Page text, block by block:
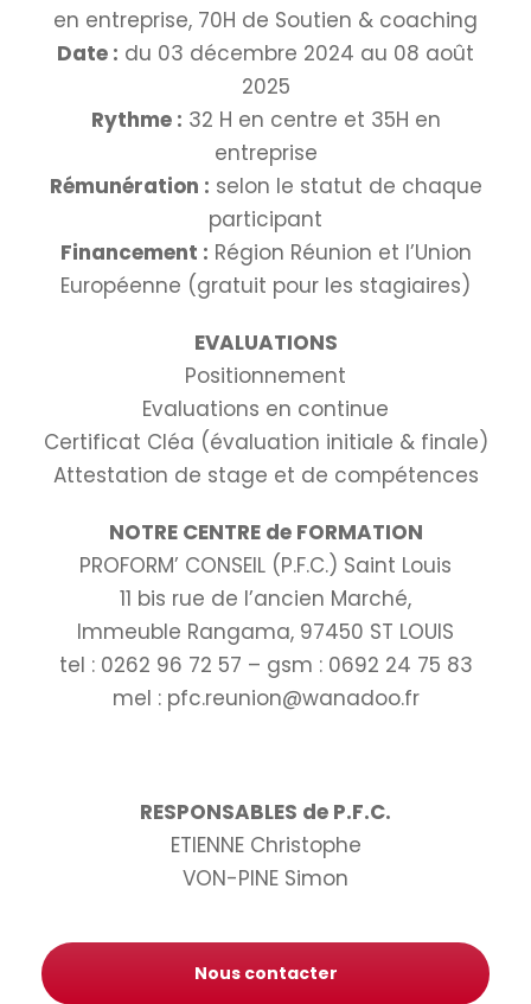
en entreprise, 70H de Soutien & coaching
Date : du 03 décembre 2024 au 08 août
2025
Rythme : 32 H en centre et 35H en
entreprise
Rémunération : selon le statut de chaque
participant
Financement : Région Réunion et l’Union
Européenne (gratuit pour les stagiaires)
EVALUATIONS
Positionnement
Evaluations en continue
Certificat Cléa (évaluation initiale & finale)
Attestation de stage et de compétences
NOTRE CENTRE de FORMATION
PROFORM’ CONSEIL (P.F.C.) Saint Louis
11 bis rue de l’ancien Marché,
Immeuble Rangama, 97450 ST LOUIS
tel : 0262 96 72 57 – gsm : 0692 24 75 83
mel : pfc.reunion@wanadoo.fr
RESPONSABLES de P.F.C.
ETIENNE Christophe
VON-PINE Simon
Nous contacter